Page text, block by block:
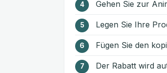
Gehen Sie zur
Legen Sie Ihre
Fügen Sie den
Der Rabatt wird